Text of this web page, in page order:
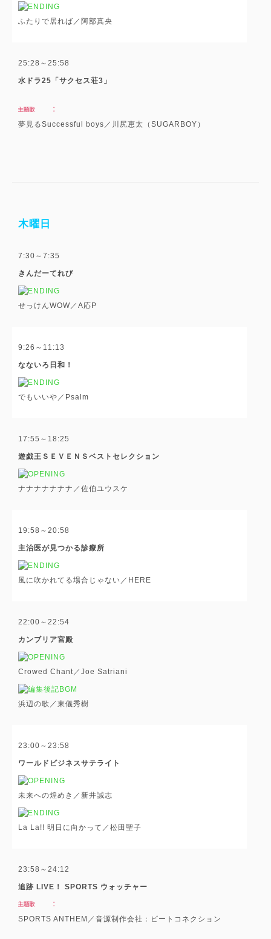
ふたりで居れば／阿部真央
25:28～25:58
水ドラ25「サクセス荘3」
夢見るSuccessful boys／川尻恵太（SUGARBOY）
木曜日
7:30～7:35
きんだーてれび
せっけんWOW／A応P
9:26～11:13
なないろ日和！
でもいいや／Psalm
17:55～18:25
遊戯王ＳＥＶＥＮＳベストセレクション
ナナナナナナナ／佐伯ユウスケ
19:58～20:58
主治医が見つかる診療所
風に吹かれてる場合じゃない／HERE
22:00～22:54
カンブリア宮殿
Crowed Chant／Joe Satriani
浜辺の歌／東儀秀樹
23:00～23:58
ワールドビジネスサテライト
未来への煌めき／新井誠志
La La!! 明日に向かって／松田聖子
23:58～24:12
追跡 LIVE！ SPORTS ウォッチャー
SPORTS ANTHEM／音源制作会社：ビートコネクション